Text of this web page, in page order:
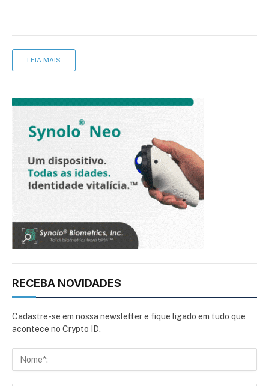
LEIA MAIS
RECEBA NOVIDADES
Cadastre-se em nossa newsletter e fique ligado em tudo que
acontece no Crypto ID.